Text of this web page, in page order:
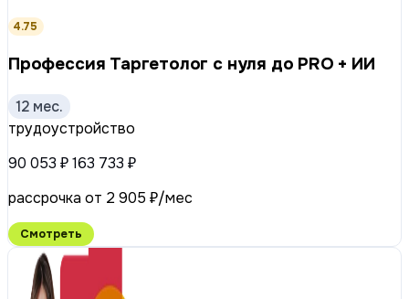
4.75
Профессия Таргетолог с нуля до PRO + ИИ
12 мес.
трудоустройство
90 053 ₽163 733 ₽
рассрочка от 2 905 ₽/мес
Смотреть